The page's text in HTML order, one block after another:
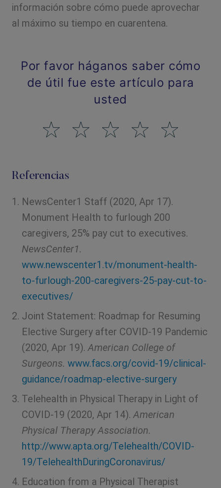
información sobre cómo puede aprovechar
al máximo su tiempo en cuarentena.
Por favor háganos saber cómo
de útil fue este artículo para
usted
Referencias
NewsCenter1 Staff (2020, Apr 17).
Monument Health to furlough 200
caregivers, 25% pay cut to executives.
NewsCenter1.
www.newscenter1.tv/monument-health-
to-furlough-200-caregivers-25-pay-cut-to-
executives/
Joint Statement: Roadmap for Resuming
Elective Surgery after COVID-19 Pandemic
(2020, Apr 19).American College of
Surgeons. www.facs.org/covid-19/clinical-
guidance/roadmap-elective-surgery
Telehealth in Physical Therapy in Light of
COVID-19 (2020, Apr 14).American
Physical Therapy Association.
http://www.apta.org/Telehealth/COVID-
19/TelehealthDuringCoronavirus/
Education from a Physical Therapist